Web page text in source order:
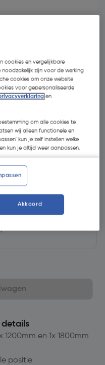
en haal binnen 10
details
1200mm en 1x 1800mm
positie
cookies en vergelijkbare
zijn voor de werking
cookies om onze website
voor gepersonaliseerde
en
om alle cookies te
wij alleen functionele en
kun je zelf instellen welke
kun je altijd weer aanpassen.
Akkoord